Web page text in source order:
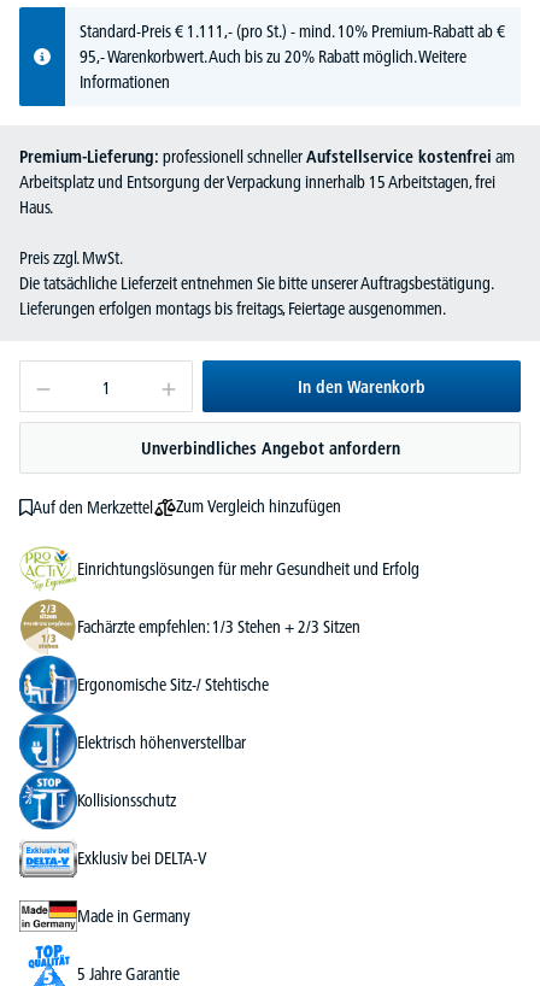
Standard-Preis€ 1.111,-(pro St.) - mind. 10% Premium-Rabatt ab €
95,- Warenkorbwert. Auch bis zu 20% Rabatt möglich.Weitere
Informationen
Premium-Lieferung: professionell schnellerAufstellservice kostenfrei am
Arbeitsplatz und Entsorgung der Verpackung innerhalb 15 Arbeitstagen, frei
Haus.
Preis zzgl. MwSt.
Die tatsächliche Lieferzeit entnehmen Sie bitte unserer Auftragsbestätigung.
Lieferungen erfolgen montags bis freitags, Feiertage ausgenommen.
In den Warenkorb
Unverbindliches Angebot anfordern
Auf den Merkzettel Zum Vergleich hinzufügen
Einrichtungslösungen für mehr Gesundheit und Erfolg
Fachärzte empfehlen: 1/3 Stehen + 2/3 Sitzen
Ergonomische Sitz-/ Stehtische
Elektrisch höhenverstellbar
Kollisionsschutz
Exklusiv bei DELTA-V
Made in Germany
5 Jahre Garantie